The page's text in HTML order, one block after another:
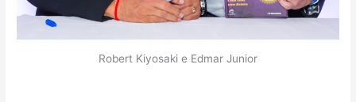
Robert Kiyosaki e Edmar Junior